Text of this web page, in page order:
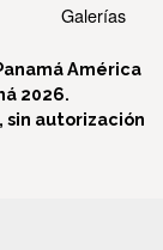
Galerías
América
2026.
sin autorización